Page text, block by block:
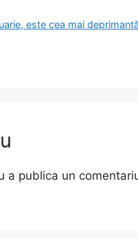
este cea mai
a publica un